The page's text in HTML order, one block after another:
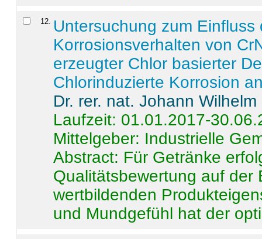
12
Untersuchung zum
Korrosionsverhalten von
erzeugter Chlor basierter
Chlorinduzierte Korrosion
Dr. rer. nat. Johann
Laufzeit: 01.01.2017-
Mittelgeber: Industrielle
Abstract: Für Getränke
Qualitätsbewertung auf der
wertbildenden
und Mundgefühl hat der